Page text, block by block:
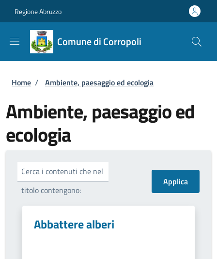
Regione Abruzzo
Comune di Corropoli
Briciole di pane
Home / Ambiente, paesaggio ed ecologia
Ambiente, paesaggio ed
ecologia
Cerca i contenuti che nel
titolo contengono:
Abbattere alberi